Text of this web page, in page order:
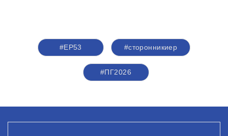
#ЕР53 #сторонникиер
#ПГ2026